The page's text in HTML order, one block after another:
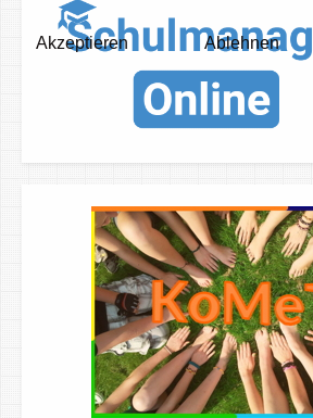
Akzeptieren Ablehnen